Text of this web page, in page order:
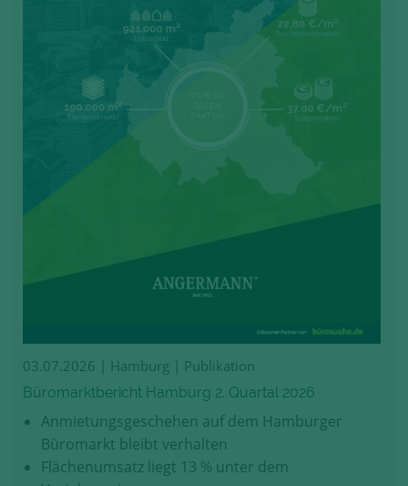
03.07.2026 | Hamburg | Publikation
Büromarktbericht Hamburg 2. Quartal 2026
Anmietungsgeschehen auf dem Hamburger
Büromarkt bleibt verhalten
Flächenumsatz liegt 13 % unter dem